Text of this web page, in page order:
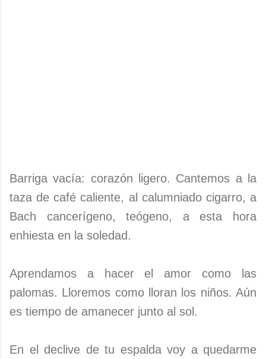
Barriga vacía: corazón ligero. Cantemos a la
taza de café caliente, al calumniado cigarro, a
Bach cancerígeno, teógeno, a esta hora
enhiesta en la soledad.
Aprendamos a hacer el amor como las
palomas. Lloremos como lloran los niños. Aún
es tiempo de amanecer junto al sol.
En el declive de tu espalda voy a quedarme